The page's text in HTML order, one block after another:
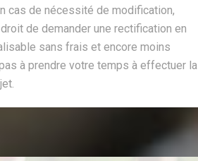
cas de nécessité de modification,
de demander une rectification en
sans frais et encore moins
à prendre votre temps à effectuer la